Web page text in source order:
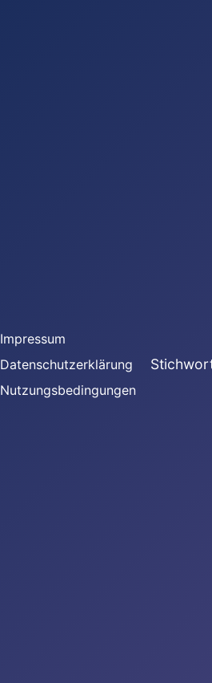
Impressum
Datenschutzerklärung
Nutzungsbedingungen